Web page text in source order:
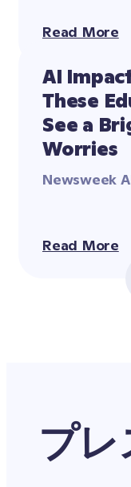
Read More
AI
These
See a
Worries
Newsweek
Read More
プ